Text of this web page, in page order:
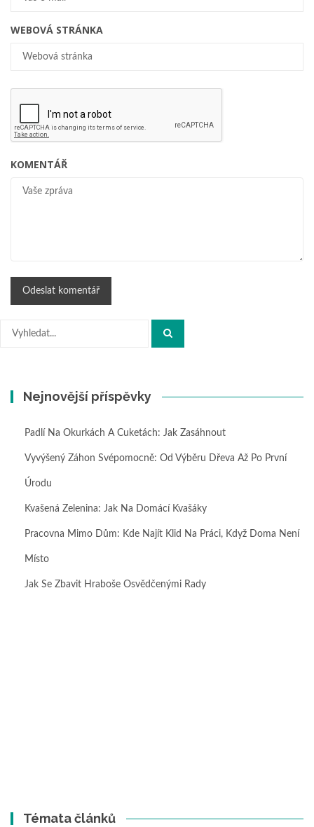
WEBOVÁ STRÁNKA
KOMENTÁŘ
Hledat:
Nejnovější příspěvky
Padlí Na Okurkách A Cuketách: Jak Zasáhnout
Vyvýšený Záhon Svépomocně: Od Výběru Dřeva Až Po První
Úrodu
Kvašená Zelenina: Jak Na Domácí Kvašáky
Pracovna Mimo Dům: Kde Najít Klid Na Práci, Když Doma Není
Místo
Jak Se Zbavit Hraboše Osvědčenými Rady
Témata článků